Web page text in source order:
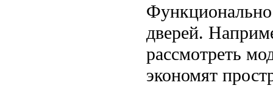
дверей.
рассмотреть
экономят